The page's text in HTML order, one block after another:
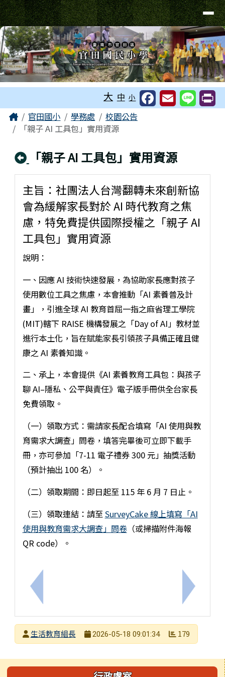
跳至主內容區
台南市官田國小
導覽列
大 中 小
主內容區域
Home官田國小 學務處
校園公告
「親子 AI 工具包」實用資源
回上頁
「親子 AI 工具包」實用資源
上一筆：114學年度第二學期動態課程、校隊課程結
主旨：社團法人台灣翻轉未來創新協
會為緩解家長對於 AI 時代教育之焦
慮，特免費提供國際授權之「親子 AI
工具包」實用資源
說明：
一、因應 AI 技術快速發展，為協助家長應對孩子
使用數位工具之焦慮，本會推動「AI 素養普及計
畫」，引進全球 AI 教育首屈一指之麻省理工學院
(MIT)轄下 RAISE 機構發展之「Day of AI」教材並
進行本土化，旨在賦能家長引領孩子具備正確且健
康之 AI 素養知識。
二、承上，本會提供《AI 素養教育工具包：與孩子
聊 AI–隱私、公平與責任》電子版手冊供全台家長
免費領取。
（一）領取方式：需請家長配合填寫「AI 使用與教
育需求大調查」問卷，填答完畢後可立即下載手
冊，亦可參加「7-11 電子禮券 300 元」抽獎活動
（預計抽出 100 名）。
（二）領取期間：即日起至 115 年 6 月 7 日止。
（三）領取連結：請至SurveyCake 線上填寫「AI
使用與教育需求大調查」問卷（或掃描附件海報
QR code）。
下一筆：
發布者生活教育組長
2026-05-18 09:01:34 179
左邊區域內容
頁尾區域